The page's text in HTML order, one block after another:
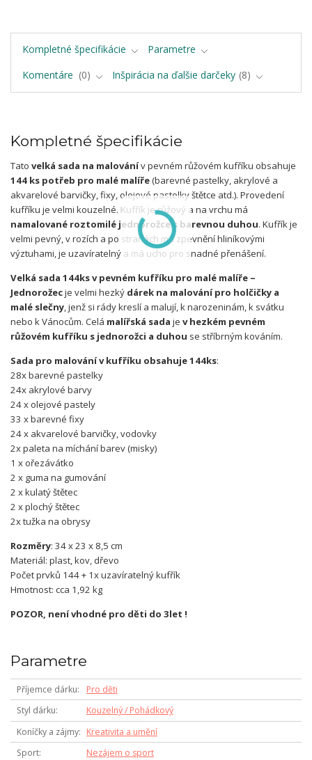
Kompletné špecifikácie
Parametre
Komentáre
0 Inšpirácia na ďalšie darčeky 8
Kompletné špecifikácie
Tato velká sada na malovánív pevném růžovém kufříku obsahuje
144 ks potřeb pro malé malíře(barevné pastelky, akrylové a
akvarelové barvičky, fixy, olejové pastelky štětce atd.). Provedení
kufříku je velmi kouzelné. Kufřík je růžový a na vrchu má
namalované roztomilé jednorožce s barevnou duhou. Kufřík je
velmi pevný, v rozích a po stranách má zpevnění hliníkovými
výztuhami, je uzavíratelný a má ucho pro snadné přenášení.
Velká sada 144ks v pevném kufříku pro malé malíře –
Jednorožecje velmi hezký dárek na malování pro holčičky a
malé slečny, jenž si rády kreslí a malují, k narozeninám, k svátku
nebo k Vánocům. Celá malířská sada je v hezkém pevném
růžovém kufříku s jednorožci a duhou se stříbrným kováním.
Sada pro malování v kufříku obsahuje 144ks:
28x barevné pastelky
24x akrylové barvy
24 x olejové pastely
33 x barevné fixy
24 x akvarelové barvičky, vodovky
2x paleta na míchání barev (misky)
1 x ořezávátko
2 x guma na gumování
2 x kulatý štětec
2 x plochý štětec
2x tužka na obrysy
Rozměry: 34 x 23 x 8,5 cm
Materiál: plast, kov, dřevo
Počet prvků 144 + 1x uzavíratelný kufřík
Hmotnost: cca 1,92 kg
POZOR, není vhodné pro děti do 3let !
Parametre
Příjemce dárku
Pro děti
Styl dárku
Kouzelný / Pohádkový
Koníčky a zájmy
Kreativita a umění
Sport
Nezájem o sport